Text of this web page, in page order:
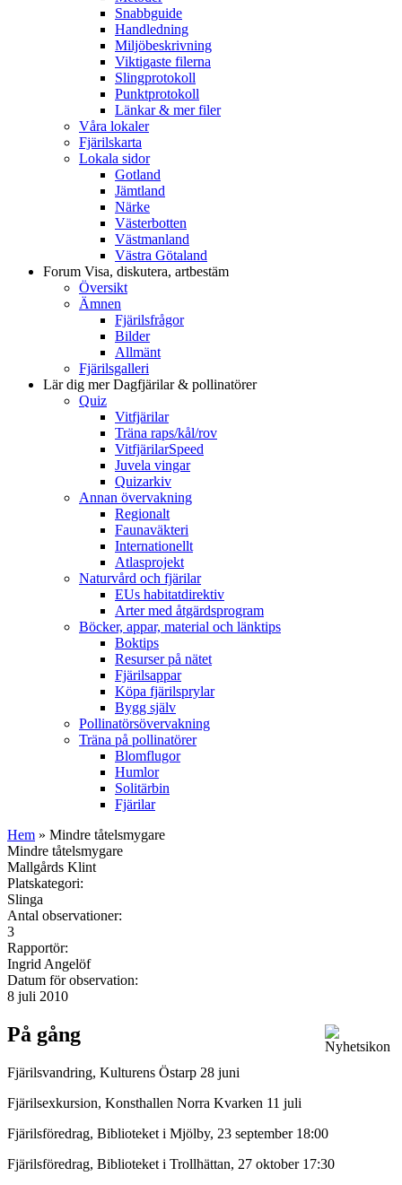
Snabbguide
Handledning
Miljöbeskrivning
Viktigaste filerna
Slingprotokoll
Punktprotokoll
Länkar & mer filer
Våra lokaler
Fjärilskarta
Lokala sidor
Gotland
Jämtland
Närke
Västerbotten
Västmanland
Västra Götaland
Forum Visa, diskutera, artbestäm
Översikt
Ämnen
Fjärilsfrågor
Bilder
Allmänt
Fjärilsgalleri
Lär dig merDagfjärilar & pollinatörer
Quiz
Vitfjärilar
Träna raps/kål/rov
VitfjärilarSpeed
Juvela vingar
Quizarkiv
Annan övervakning
Regionalt
Faunaväkteri
Internationellt
Atlasprojekt
Naturvård och fjärilar
EUs habitatdirektiv
Arter med åtgärdsprogram
Böcker, appar, material och länktips
Boktips
Resurser på nätet
Fjärilsappar
Köpa fjärilsprylar
Bygg själv
Pollinatörsövervakning
Träna på pollinatörer
Blomflugor
Humlor
Solitärbin
Fjärilar
Hem » Mindre tåtelsmygare
Mindre tåtelsmygare
Mallgårds Klint
Platskategori:
Slinga
Antal observationer:
3
Rapportör:
Ingrid Angelöf
Datum för observation:
8 juli 2010
På gång
Fjärilsvandring, Kulturens Östarp 28 juni
Fjärilsexkursion, Konsthallen Norra Kvarken 11 juli
Fjärilsföredrag, Biblioteket i Mjölby, 23 september 18:00
Fjärilsföredrag, Biblioteket i Trollhättan, 27 oktober 17:30